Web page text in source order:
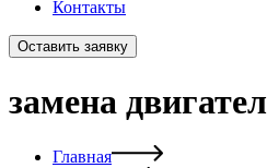
Контакты
Оставить заявку
замена
Главная